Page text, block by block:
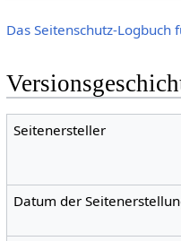
Das Seitenschutz-Logbuch
Seitenersteller
Datum der